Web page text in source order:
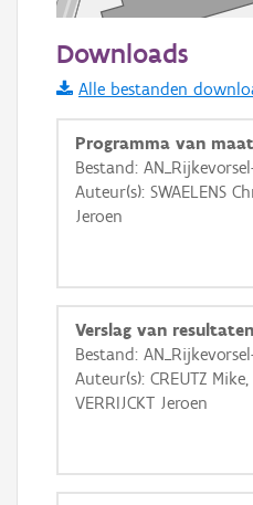
Informatie Vlaanderen
i
+ −
Basis Lagen
OSM-Basiskaart
GRB-Basiskaart
Downloads
Alle bestanden
Programma van
Bestand:
Auteur(s): SWAELENS
Jeroen
Verslag van resultaten
Bestand:
Auteur(s): CREUTZ
VERRIJCKT Jeroen